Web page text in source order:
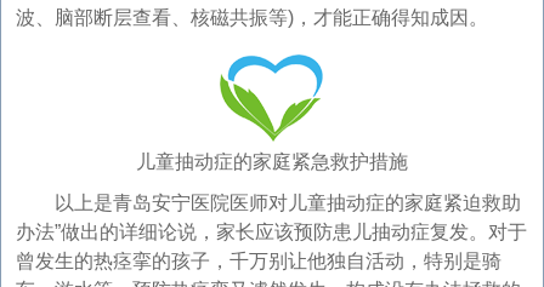
波、脑部断层查看、核磁共振等)，才能正确得知成因。
儿童抽动症的家庭紧急救护措施
以上是青岛安宁医院医师对儿童抽动症的家庭紧迫救助
办法”做出的详细论说，家长应该预防患儿抽动症复发。对于
曾发生的热痉挛的孩子，千万别让他独自活动，特别是骑